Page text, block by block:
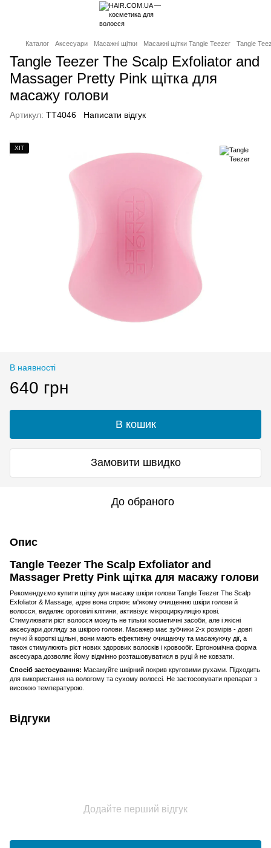
Каталог Аксесуари Масажні щітки Масажні щітки Tangle Teezer Tangle
Tangle Teezer The Scalp Exfoliator and
Massager Pretty Pink щітка для
масажу голови
Артикул: TT4046 Написати відгук
ХІТ
В наявності
640 грн
В кошик
Замовити швидко
До обраного
Опис
Tangle Teezer The Scalp Exfoliator and
Massager Pretty Pink щітка для масажу голови
Рекомендуємо купити щітку для масажу шкіри голови Tangle Teezer The Scalp
Exfoliator & Massage, адже вона сприяє м'якому очищенню шкіри голови й
волосся, видаляє ороговілі клітини, активізує мікроциркуляцію крові.
Стимулювати ріст волосся можуть не тільки косметичні засоби, але і якісні
аксесуари догляду за шкірою голови. Масажер має зубчики 2-х розмірів - довгі
гнучкі й короткі щільні, вони мають ефективну очищаючу та масажуючу дії, а
також стимулюють ріст нових здорових волосків і кровообіг. Ергономічна форма
аксесуара дозволяє йому відмінно розташовуватися в руці й не ковзати.
Спосіб застосування: Масажуйте шкірний покрив круговими рухами. Підходить
для використання на вологому та сухому волоссі. Не застосовувати препарат з
високою температурою.
Відгуки
Додайте перший відгук